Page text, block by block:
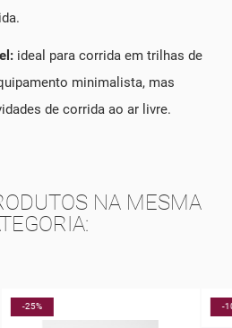
ideal para corrida em trilhas de
minimalista, mas
de corrida ao ar livre.
NA MESMA